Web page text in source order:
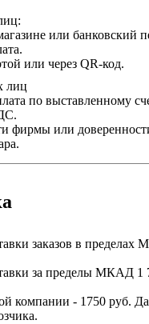
или банковский
или через QR-код.
лиц
по выставленному
фирмы или
заказов в
за пределы МКАД 1
компании - 1750 руб.